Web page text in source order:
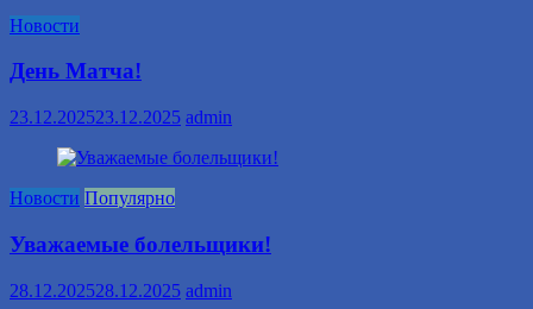
Новости
День Матча!
23.12.202523.12.2025 admin
Новости Популярно
Уважаемые болельщики!
28.12.202528.12.2025 admin